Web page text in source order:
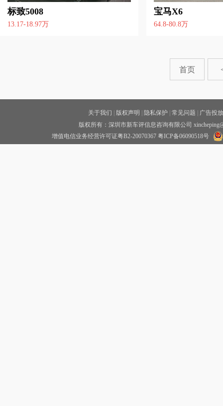
标致5008
13.17-18.97万
宝马X6
64.8-80.8万
首页
关于我们 版权声明 隐私保护 常见问题
广告投放
版权所有：深圳市新车评信息咨询有限公司
增值电信业务经营许可证粤B2-20070367 粤ICP备06090518号